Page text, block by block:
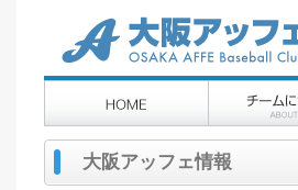
大阪アッフェ情報